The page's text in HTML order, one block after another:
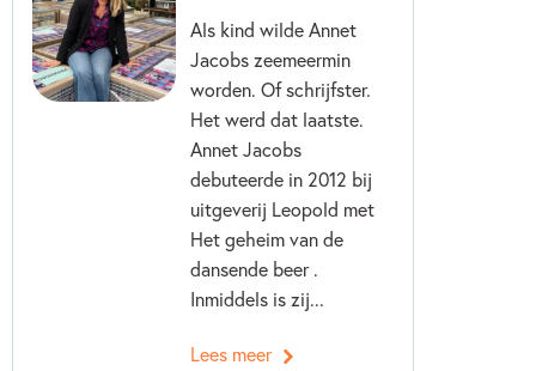
Als kind wilde Annet
Jacobs zeemeermin
worden. Of schrijfster.
Het werd dat laatste.
Annet Jacobs
debuteerde in 2012 bij
uitgeverij Leopold met
Het geheim van de
dansende beer .
Inmiddels is zij...
Lees meer